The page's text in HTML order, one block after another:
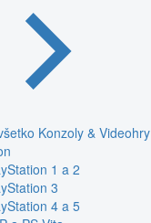
Konzoly & Videohry
1 a 2
3
4 a 5